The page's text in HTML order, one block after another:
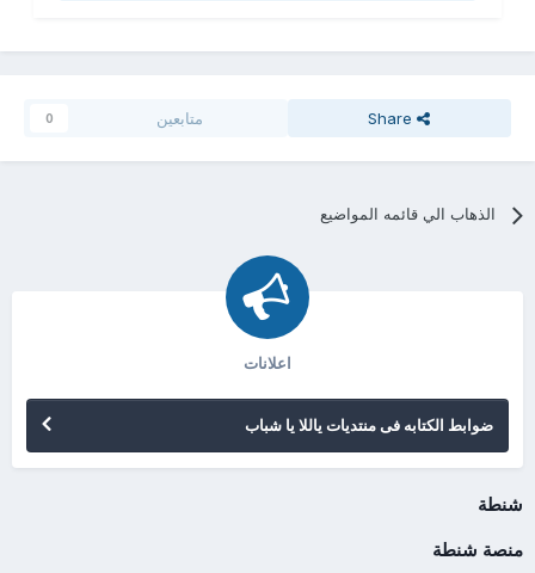
Share متابعين 0
الذهاب الي قائمه المواضيع
اعلانات
ضوابط الكتابه فى منتديات ياللا يا شباب
شنطة
منصة شنطة